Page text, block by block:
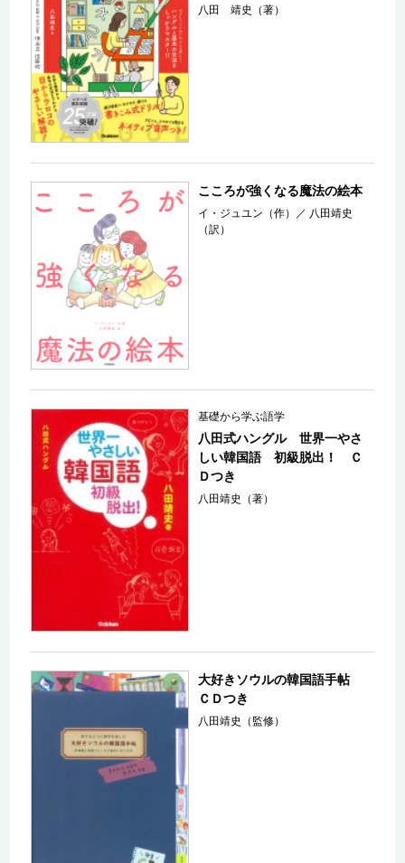
八田 靖史（著）
こころが強くなる魔法の絵本
イ・ジュユン（作） ／ 八田靖史
（訳）
基礎から学ぶ語学
八田式ハングル 世界一やさ
しい韓国語 初級脱出！ Ｃ
Ｄつき
八田靖史（著）
大好きソウルの韓国語手帖
ＣＤつき
八田靖史（監修）